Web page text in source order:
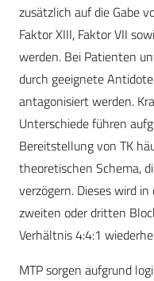
zusätzlich auf die Gabe
Faktor XIII, Faktor VII
werden. Bei Patienten
durch geeignete
antagonisiert werden.
Unterschiede führen
Bereitstellung von TK
theoretischen Schema,
verzögern. Dieses wird
zweiten oder dritten
Verhältnis 4:4:1
MTP sorgen aufgrund